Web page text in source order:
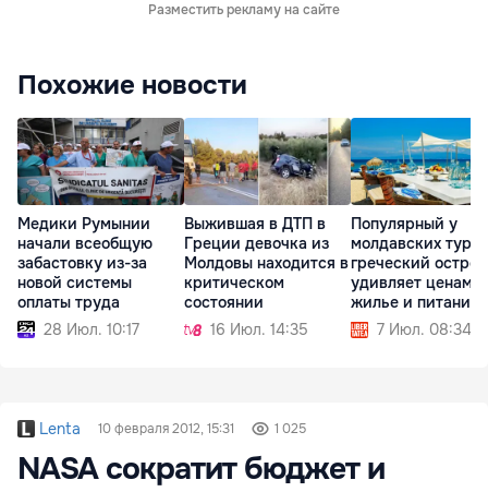
Разместить рекламу на сайте
Похожие новости
Медики Румынии
начали всеобщую
забастовку из-за
новой системы
оплаты труда
28 Июл. 10:17
Выжившая в ДТП в
Греции девочка из
Молдовы находится в
критическом
состоянии
16 Июл. 14:35
Популярный у
молдавских
греческий остров
удивляет ценами
жилье и питание
7 Июл. 08:34
Lenta 10 февраля 2012, 15:31 1 025
NASA сократит бюджет и